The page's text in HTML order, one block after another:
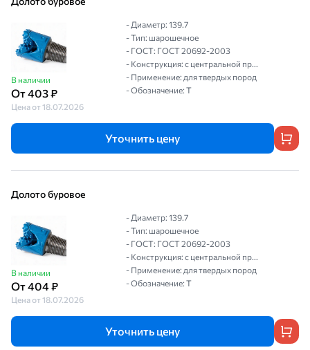
В наличии
От 403 ₽
Цена от 18.07.2026
- Диаметр: 139.7
- Тип: шарошечное
- ГОСТ: ГОСТ 20692-2003
- Конструкция: с центральной пр...
- Применение: для твердых пород
- Обозначение: Т
Уточнить цену
Долото буровое
В наличии
От 404 ₽
Цена от 18.07.2026
- Диаметр: 139.7
- Тип: шарошечное
- ГОСТ: ГОСТ 20692-2003
- Конструкция: с центральной пр...
- Применение: для твердых пород
- Обозначение: Т
Уточнить цену